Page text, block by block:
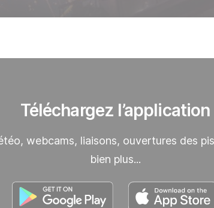
Téléchargez l’application
webcams, liaisons, ouvertures des
bien plus...
Découvrez notre